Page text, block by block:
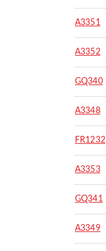
A3351
A3352
GQ340
A3348
FR1232
A3353
GQ341
A3349